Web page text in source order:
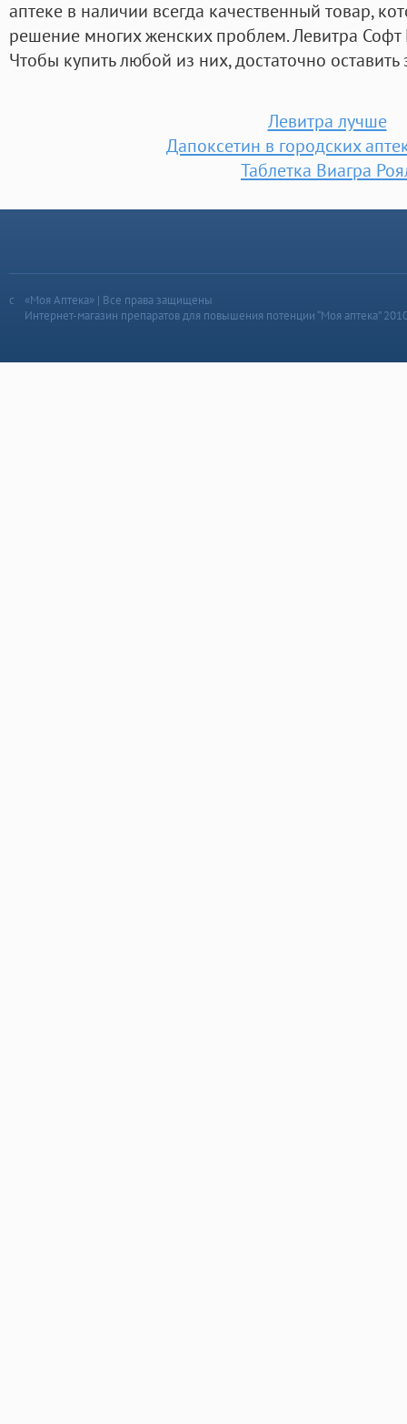
аптеке в наличии всегда качественный товар,
решение многих женских проблем. Левитра
Чтобы купить любой из них, достаточно
Левитра лучше
Дапоксетин в городских
Таблетка Виагра
«Моя Аптека» | Все права защищены
Интернет-магазин препаратов для повышения потенции “Моя аптека”